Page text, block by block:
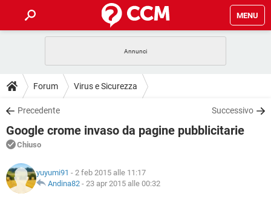
MENU
INTRATTENIMENTO ANDROID
iOS
INSTAGRAM WHATSAPP
TIKTOK
HARDWARE
GUIDE
COVID-19
iOS
INSTAGRAM
TIKTOK FACEBOOK
DOWNLOAD
COVID-19 GAMING
INTRATTENIMENTO
iOS WINDOWS 10
INSTAGRAM
FORUM
COVID-19
INTRATTENIMENTO ANDROID
GLOSSARIO
COVID-19
Forum Virus e Sicurezza
Precedente Successivo
Google crome invaso da pagine pubblicitarie
Chiuso
yuyumi91 - 2 feb 2015 alle 11:17
Andina82 - 23 apr 2015 alle 00:32